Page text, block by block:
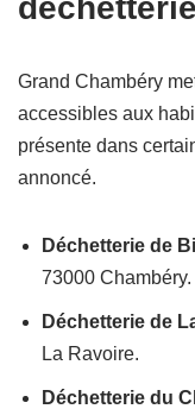
déchetterie
Grand Chambéry
accessibles aux
présente dans
annoncé.
Déchetterie de
73000 Chambéry.
Déchetterie de
La Ravoire.
Déchetterie du